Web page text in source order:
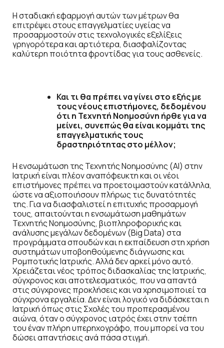
Η σταδιακή εφαρμογή αυτών των μέτρων θα
επιτρέψει στους επαγγελματίες υγείας να
προσαρμοστούν στις τεχνολογικές εξελίξεις
γρηγορότερα και αρτιότερα, διασφαλίζοντας
καλύτερη ποιότητα φροντίδας για τους ασθενείς.
Και τι θα πρέπει να γίνει στο εξής με
τους νέους επιστήμονες, δεδομένου
ότι η Τεχνητή Νοημοσύνη ήρθε για να
μείνει, συνεπώς θα είναι κομμάτι της
επαγγελματικής τους
δραστηριότητας στο μέλλον;
Η ενσωμάτωση της Τεχνητής Νοημοσύνης (ΑΙ) στην
Ιατρική είναι πλέον αναπόφευκτη και οι νέοι
επιστήμονες πρέπει να προετοιμαστούν κατάλληλα,
ώστε να αξιοποιήσουν πλήρως τις δυνατότητές
της. Για να διασφαλιστεί η επιτυχής προσαρμογή
τους, απαιτούνται η ενσωμάτωση μαθημάτων
Τεχνητής Νοημοσύνης, βιοπληροφορικής και
ανάλυσης μεγάλων δεδομένων (Big Data) στα
προγράμματα σπουδών και η εκπαίδευση στη χρήση
συστημάτων υποβοηθούμενης διάγνωσης και
Ρομποτικής Ιατρικής. Αλλά δεν αρκεί μόνο αυτό.
Χρειάζεται νέος τρόπος διδασκαλίας της Ιατρικής,
σύγχρονος και αποτελεσματικός, που να απαντά
στις σύγχρονες προκλήσεις και να χρησιμοποιεί τα
σύγχρονα εργαλεία. Δεν είναι λογικό να διδάσκεται η
Ιατρική όπως στις Σχολές του προπερασμένου
αιώνα, όταν ο σύγχρονος ιατρός έχει στην τσέπη
του έναν πλήρη υπερηχογράφο, που μπορεί να του
δώσει απαντήσεις ανά πάσα στιγμή.